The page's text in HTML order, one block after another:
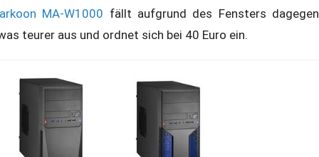
MA-W1000 fällt aufgrund des Fensters dagegen
teurer aus und ordnet sich bei 40 Euro ein.